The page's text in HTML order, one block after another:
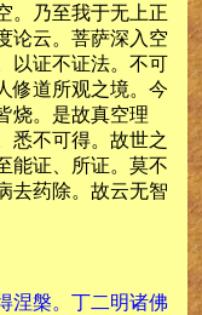
。乃至我于无上正
论云。菩萨深入空
以证不证法。不可
修道所观之境。今
烧。是故真空理
悉不可得。故世之
能证、所证。莫不
去药除。故云无智
涅槃。丁二明诸佛